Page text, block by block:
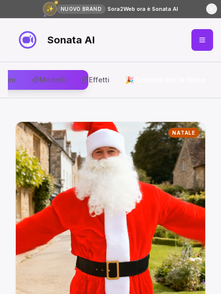
✨ NUOVO BRAND Sora2Web ora è Sonata AI
Sonata AI
Modelli Effetti 🎉 Speciali per le feste
NATALE